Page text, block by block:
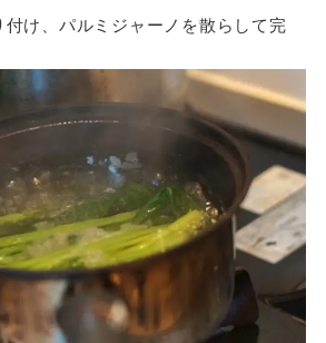
付け、パルミジャーノを散らして完